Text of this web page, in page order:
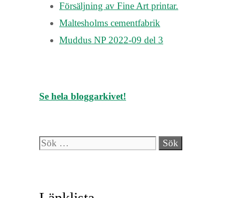
Försäljning av Fine Art printar.
Maltesholms cementfabrik
Muddus NP 2022-09 del 3
Se hela bloggarkivet!
Sök